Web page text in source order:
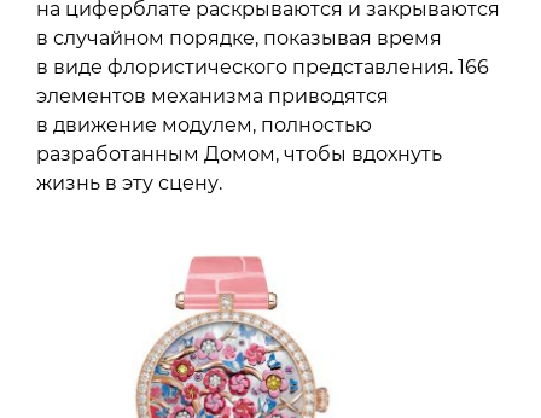
на циферблате раскрываются и закрываются
в случайном порядке, показывая время
в виде флористического представления. 166
элементов механизма приводятся
в движение модулем, полностью
разработанным Домом, чтобы вдохнуть
жизнь в эту сцену.